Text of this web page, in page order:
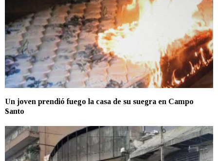
Un joven prendió fuego la casa de su suegra en Campo
Santo